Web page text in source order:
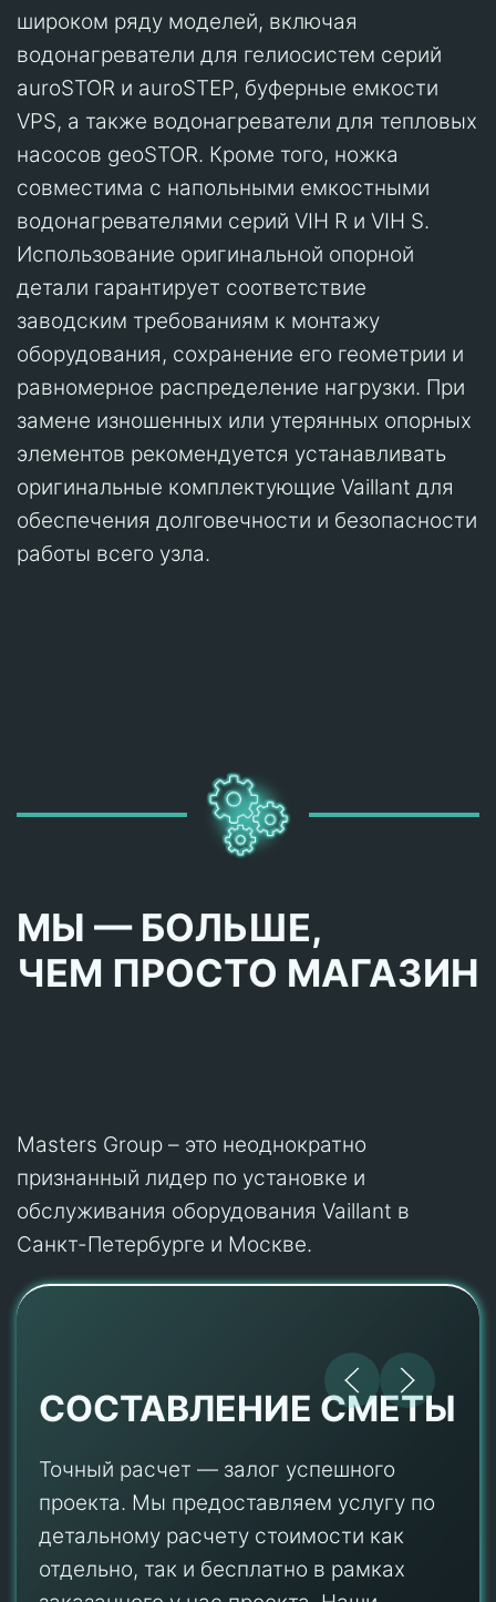
широком ряду моделей, включая
водонагреватели для гелиосистем серий
auroSTOR и auroSTEP, буферные емкости
VPS, а также водонагреватели для тепловых
насосов geoSTOR. Кроме того, ножка
совместима с напольными емкостными
водонагревателями серий VIH R и VIH S.
Использование оригинальной опорной
детали гарантирует соответствие
заводским требованиям к монтажу
оборудования, сохранение его геометрии и
равномерное распределение нагрузки. При
замене изношенных или утерянных опорных
элементов рекомендуется устанавливать
оригинальные комплектующие Vaillant для
обеспечения долговечности и безопасности
работы всего узла.
МЫ — БОЛЬШЕ,
ЧЕМ ПРОСТО МАГАЗИН
Masters Group – это неоднократно
признанный лидер по установке и
обслуживания оборудования Vaillant в
Санкт-Петербурге и Москве.
СОСТАВЛЕНИЕ СМЕТЫ
Точный расчет — залог успешного
проекта. Мы предоставляем услугу по
детальному расчету стоимости как
отдельно, так и бесплатно в рамках